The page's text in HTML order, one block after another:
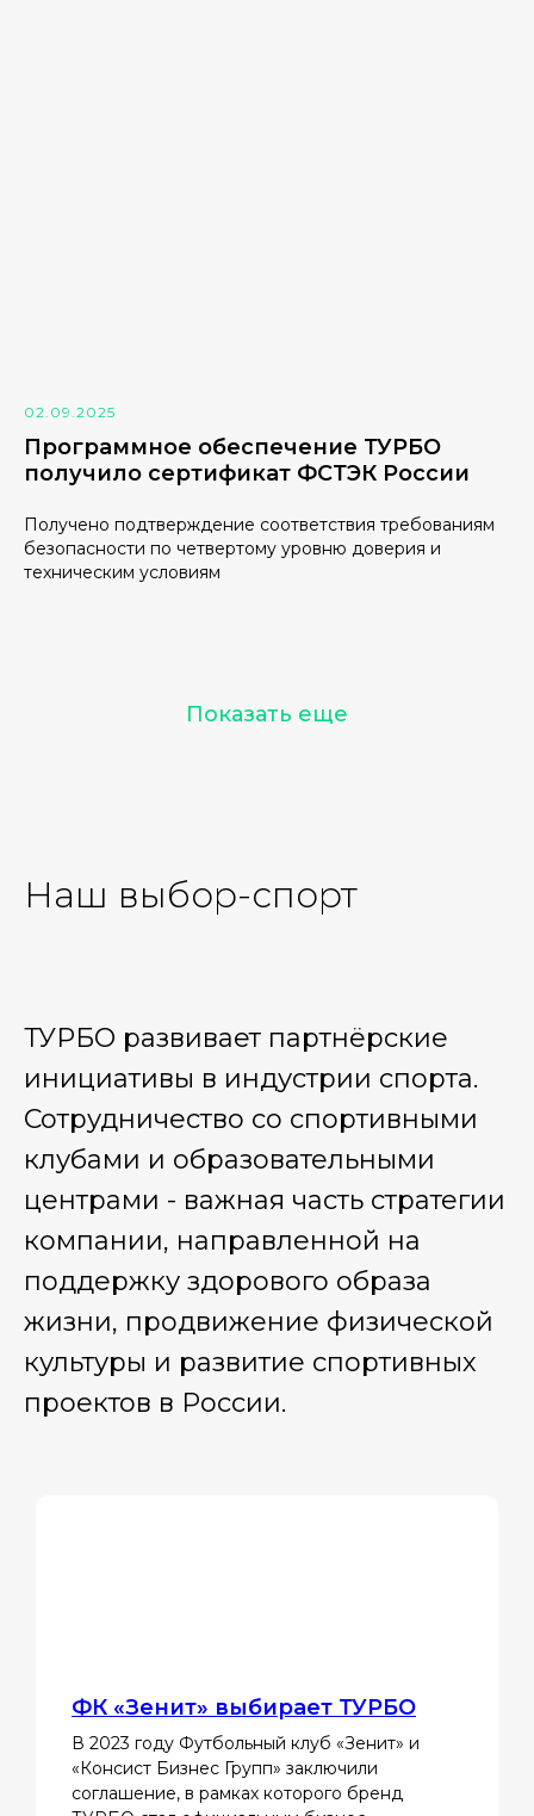
02.09.2025
Программное обеспечение ТУРБО
получило сертификат ФСТЭК России
Получено подтверждение соответствия требованиям
безопасности по четвертому уровню доверия и
техническим условиям
Показать еще
Наш выбор-спорт
ТУРБО развивает партнёрские
инициативы в индустрии спорта.
Сотрудничество со спортивными
клубами и образовательными
центрами - важная часть стратегии
компании, направленной на
поддержку здорового образа
жизни, продвижение физической
культуры и развитие спортивных
проектов в России.
ФК «Зенит» выбирает ТУРБО
В 2023 году Футбольный клуб «Зенит» и
«Консист Бизнес Групп» заключили
соглашение, в рамках которого бренд